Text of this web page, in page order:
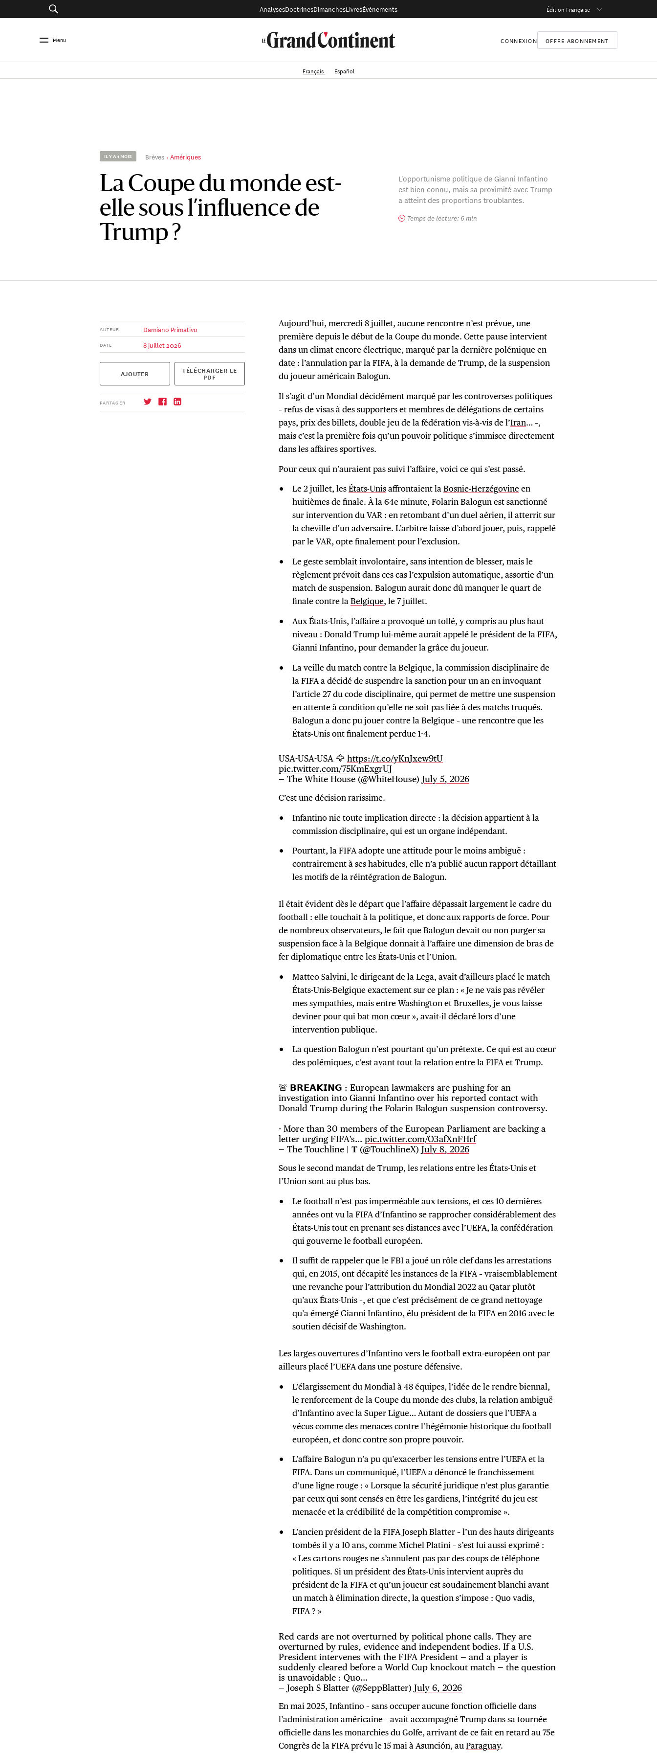
AnalysesDoctrinesDimanchesLivresÉvénements Édition Française
Menu CONNEXION OFFRE ABONNEMENT
Français Español
IL Y A 1 MOIS Brèves Amériques
La Coupe du monde est-
elle sous l’influence de
Trump ?
L'opportunisme politique de Gianni Infantino
est bien connu, mais sa proximité avec Trump
a atteint des proportions troublantes.
Temps de lecture: 6 min
AUTEUR Damiano Primativo
DATE 8 juillet 2026
AJOUTER TÉLÉCHARGER LE
PDF
PARTAGER
Aujourd’hui, mercredi 8 juillet, aucune rencontre n’est prévue, une
première depuis le début de la Coupe du monde. Cette pause intervient
dans un climat encore électrique, marqué par la dernière polémique en
date : l’annulation par la FIFA, à la demande de Trump, de la suspension
du joueur américain Balogun.
Il s’agit d’un Mondial décidément marqué par les controverses politiques
– refus de visas à des supporters et membres de délégations de certains
pays, prix des billets, double jeu de la fédération vis-à-vis de l’Iran… –,
mais c’est la première fois qu’un pouvoir politique s’immisce directement
dans les affaires sportives.
Pour ceux qui n’auraient pas suivi l’affaire, voici ce qui s’est passé.
Le 2 juillet, lesÉtats-Unisaffrontaient laBosnie-Herzégovineen
huitièmes de finale. À la 64e minute, Folarin Balogun est sanctionné
sur intervention du VAR : en retombant d’un duel aérien, il atterrit sur
la cheville d’un adversaire. L’arbitre laisse d’abord jouer, puis, rappelé
par le VAR, opte finalement pour l’exclusion.
Le geste semblait involontaire, sans intention de blesser, mais le
règlement prévoit dans ces cas l’expulsion automatique, assortie d’un
match de suspension. Balogun aurait donc dû manquer le quart de
finale contre la Belgique, le 7 juillet.
Aux États-Unis, l’affaire a provoqué un tollé, y compris au plus haut
niveau : Donald Trump lui-même aurait appelé le président de la FIFA,
Gianni Infantino, pour demander la grâce du joueur.
La veille du match contre la Belgique, la commission disciplinaire de
la FIFA a décidé de suspendre la sanction pour un an en invoquant
l’article 27 du code disciplinaire, qui permet de mettre une suspension
en attente à condition qu’elle ne soit pas liée à des matchs truqués.
Balogun a donc pu jouer contre la Belgique – une rencontre que les
États-Unis ont finalement perdue 1-4.
USA-USA-USA 🦅https://t.co/yKnJxew9tU
pic.twitter.com/75KmExgrUJ
— The White House (@WhiteHouse)July 5, 2026
C’est une décision rarissime.
Infantino nie toute implication directe : la décision appartient à la
commission disciplinaire, qui est un organe indépendant.
Pourtant, la FIFA adopte une attitude pour le moins ambiguë :
contrairement à ses habitudes, elle n’a publié aucun rapport détaillant
les motifs de la réintégration de Balogun.
Il était évident dès le départ que l’affaire dépassait largement le cadre du
football : elle touchait à la politique, et donc aux rapports de force. Pour
de nombreux observateurs, le fait que Balogun devait ou non purger sa
suspension face à la Belgique donnait à l’affaire une dimension de bras de
fer diplomatique entre les États-Unis et l’Union.
Matteo Salvini, le dirigeant de la Lega, avait d’ailleurs placé le match
États-Unis-Belgique exactement sur ce plan : « Je ne vais pas révéler
mes sympathies, mais entre Washington et Bruxelles, je vous laisse
deviner pour qui bat mon cœur », avait-il déclaré lors d’une
intervention publique.
La question Balogun n’est pourtant qu’un prétexte. Ce qui est au cœur
des polémiques, c’est avant tout la relation entre la FIFA et Trump.
🚨 𝗕𝗥𝗘𝗔𝗞𝗜𝗡𝗚 : European lawmakers are pushing for an
investigation into Gianni Infantino over his reported contact with
Donald Trump during the Folarin Balogun suspension controversy.
· More than 30 members of the European Parliament are backing a
letter urging FIFA's…pic.twitter.com/O3afXnFHrf
— The Touchline | 𝐓 (@TouchlineX)July 8, 2026
Sous le second mandat de Trump, les relations entre les États-Unis et
l’Union sont au plus bas.
Le football n’est pas imperméable aux tensions, et ces 10 dernières
années ont vu la FIFA d’Infantino se rapprocher considérablement des
États-Unis tout en prenant ses distances avec l’UEFA, la confédération
qui gouverne le football européen.
Il suffit de rappeler que le FBI a joué un rôle clef dans les arrestations
qui, en 2015, ont décapité les instances de la FIFA – vraisemblablement
une revanche pour l’attribution du Mondial 2022 au Qatar plutôt
qu’aux États-Unis –, et que c’est précisément de ce grand nettoyage
qu’a émergé Gianni Infantino, élu président de la FIFA en 2016 avec le
soutien décisif de Washington.
Les larges ouvertures d’Infantino vers le football extra-européen ont par
ailleurs placé l’UEFA dans une posture défensive.
L’élargissement du Mondial à 48 équipes, l’idée de le rendre biennal,
le renforcement de la Coupe du monde des clubs, la relation ambiguë
d’Infantino avec la Super Ligue… Autant de dossiers que l’UEFA a
vécus comme des menaces contre l’hégémonie historique du football
européen, et donc contre son propre pouvoir.
L’affaire Balogun n’a pu qu’exacerber les tensions entre l’UEFA et la
FIFA. Dans un communiqué, l’UEFA a dénoncé le franchissement
d’une ligne rouge : « Lorsque la sécurité juridique n’est plus garantie
par ceux qui sont censés en être les gardiens, l’intégrité du jeu est
menacée et la crédibilité de la compétition compromise ».
L’ancien président de la FIFA Joseph Blatter – l’un des hauts dirigeants
tombés il y a 10 ans, comme Michel Platini – s’est lui aussi exprimé :
« Les cartons rouges ne s’annulent pas par des coups de téléphone
politiques. Si un président des États-Unis intervient auprès du
président de la FIFA et qu’un joueur est soudainement blanchi avant
un match à élimination directe, la question s’impose : Quo vadis,
FIFA ? »
Red cards are not overturned by political phone calls. They are
overturned by rules, evidence and independent bodies. If a U.S.
President intervenes with the FIFA President — and a player is
suddenly cleared before a World Cup knockout match — the question
is unavoidable : Quo…
— Joseph S Blatter (@SeppBlatter)July 6, 2026
En mai 2025, Infantino – sans occuper aucune fonction officielle dans
l’administration américaine – avait accompagné Trump dans sa tournée
officielle dans les monarchies du Golfe, arrivant de ce fait en retard au 75e
Congrès de la FIFA prévu le 15 mai à Asunción, auParaguay.